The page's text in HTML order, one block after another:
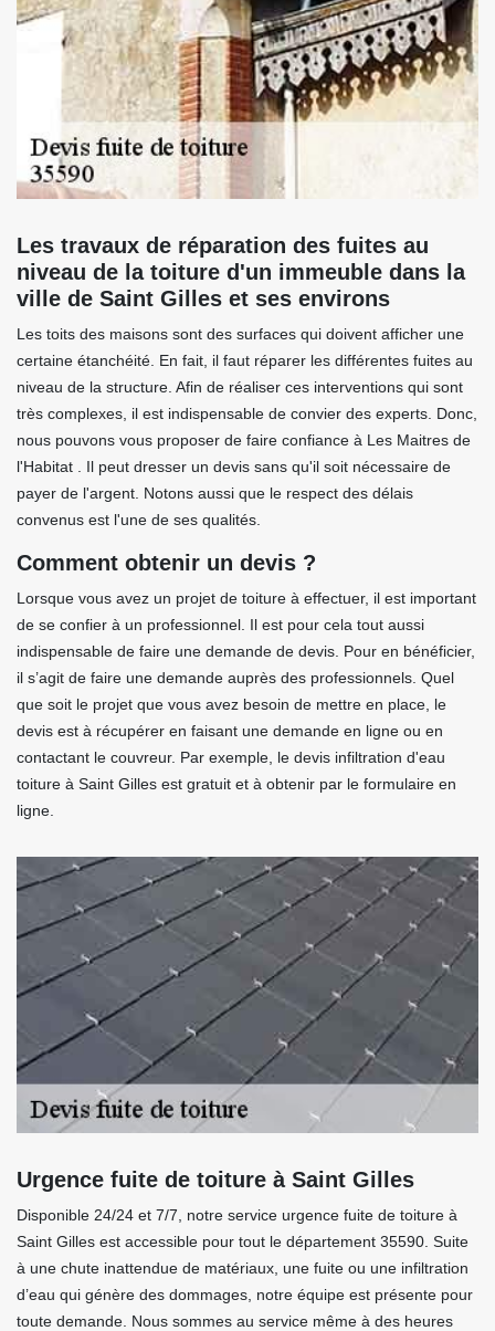
Les travaux de réparation des fuites au
niveau de la toiture d'un immeuble dans la
ville de Saint Gilles et ses environs
Les toits des maisons sont des surfaces qui doivent afficher une
certaine étanchéité. En fait, il faut réparer les différentes fuites au
niveau de la structure. Afin de réaliser ces interventions qui sont
très complexes, il est indispensable de convier des experts. Donc,
nous pouvons vous proposer de faire confiance à Les Maitres de
l'Habitat . Il peut dresser un devis sans qu'il soit nécessaire de
payer de l'argent. Notons aussi que le respect des délais
convenus est l'une de ses qualités.
Comment obtenir un devis ?
Lorsque vous avez un projet de toiture à effectuer, il est important
de se confier à un professionnel. Il est pour cela tout aussi
indispensable de faire une demande de devis. Pour en bénéficier,
il s’agit de faire une demande auprès des professionnels. Quel
que soit le projet que vous avez besoin de mettre en place, le
devis est à récupérer en faisant une demande en ligne ou en
contactant le couvreur. Par exemple, le devis infiltration d'eau
toiture à Saint Gilles est gratuit et à obtenir par le formulaire en
ligne.
Urgence fuite de toiture à Saint Gilles
Disponible 24/24 et 7/7, notre service urgence fuite de toiture à
Saint Gilles est accessible pour tout le département 35590. Suite
à une chute inattendue de matériaux, une fuite ou une infiltration
d’eau qui génère des dommages, notre équipe est présente pour
toute demande. Nous sommes au service même à des heures